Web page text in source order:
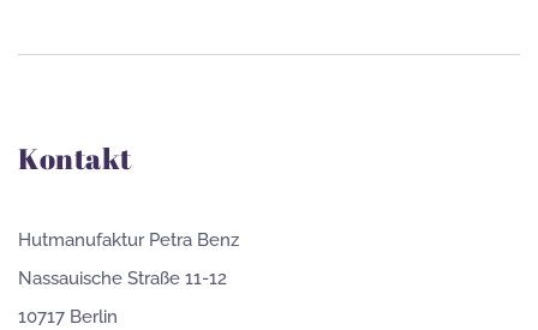
Kontakt
Hutmanufaktur Petra Benz
Nassauische Straße 11-12
10717 Berlin